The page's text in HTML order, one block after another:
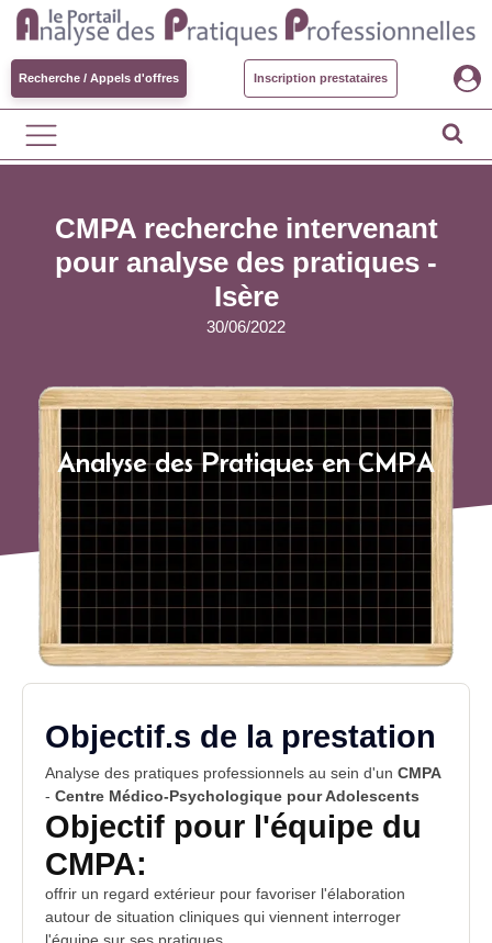
Recherche / Appels d'offres Inscription prestataires
CMPA recherche intervenant
pour analyse des pratiques -
Isère
30/06/2022
Analyse des Pratiques en CMPA
Objectif.s de la prestation
Analyse des pratiques professionnels au sein d'un CMPA
- Centre Médico-Psychologique pour Adolescents
Objectif pour l'équipe du
CMPA:
offrir un regard extérieur pour favoriser l'élaboration
autour de situation cliniques qui viennent interroger
l'équipe sur ses pratiques.